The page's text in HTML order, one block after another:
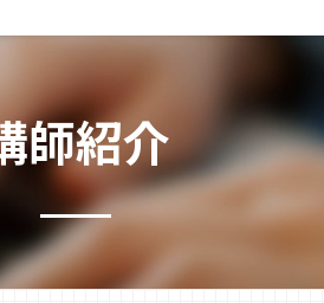
師紹介